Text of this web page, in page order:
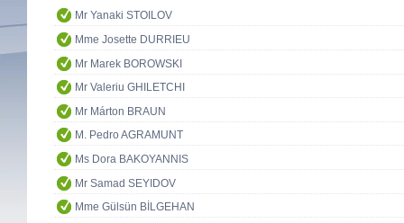
Mr Yanaki STOILOV
Mme Josette DURRIEU
Mr Marek BOROWSKI
Mr Valeriu GHILETCHI
Mr Márton BRAUN
M. Pedro AGRAMUNT
Ms Dora BAKOYANNIS
Mr Samad SEYIDOV
Mme Gülsün BİLGEHAN